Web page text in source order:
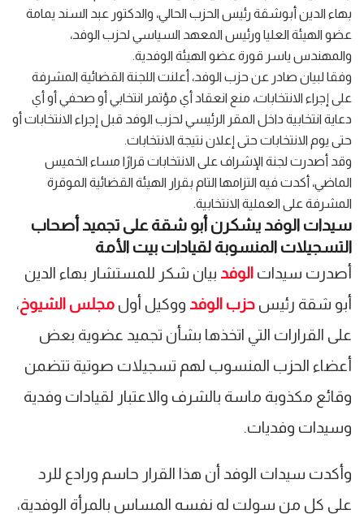
بهاء الدين أبوشقة رئيس الحزب الحالي، والدكتور عبد السند يمامة
عضو الهيئة العليا ورئيس المعهد السياسي لحزب الوفد،
والمهندس ياسر قورة عضو الهيئة الوفدية.
وفقا لبيان صادر عن حزب الوفد، أعلنت اللجنة القضائية المشرفة
على إجراء الانتخابات، منع انعقاد أي مؤتمر انتخابي أو صحفي أو أي
دعاية انتخابية داخل المقر الرئيسي لحزب الوفد قبل إجراء الانتخابات أو
حتى يوم الانتخابات حتى إعلان نتيجة الانتخابات.
وقد أصدرت لجنة الإشراف على الانتخابات قرارًا مساء الخميس
الماضي، أكدت فيه التزامها التام بقرار الهيئة القضائية الموقرة
المشرفة على العملية الانتخابية.
سيدات الوفد يشكرن أبو شقة على تجميد أصحاب
التسجيلات المنسوبة لقيادات بيت الأمة
أصدرت سيدات الوفد بيان شكر للمستشار بهاء الدين
أبو شقة رئيس حزب الوفد ووكيل أول مجلس الشيوخ،
على القرارات التي اتخذها بشأن تجميد عضوية بعض
أعضاء الحزب المنسوب لهم تسجيلات صوتية تتضمن
وقائع مكذوبة ماسة بالشرف والاعتبار لقيادات وفدية
وسيدات وفديات.
وأكدت سيدات الوفد أن هذا القرار حاسم ورادع للرد
على كل من سولت له نفسه المساس بالمرأة الوفدية،